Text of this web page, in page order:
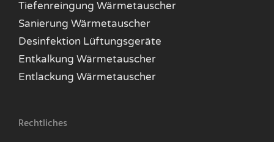
Tiefenreingung Wärmetauscher
Sanierung Wärmetauscher
Desinfektion Lüftungsgeräte
Entkalkung Wärmetauscher
Entlackung Wärmetauscher
Rechtliches